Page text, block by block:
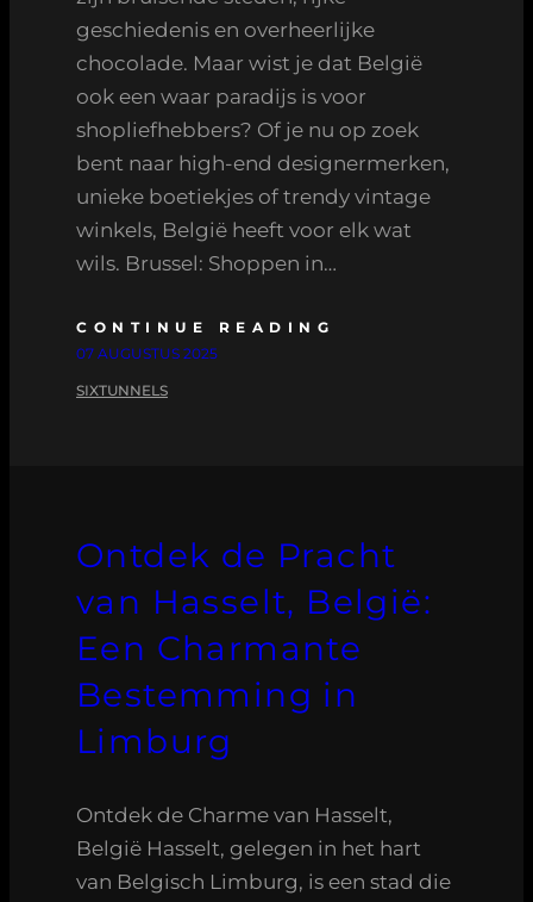
geschiedenis en overheerlijke
chocolade. Maar wist je dat België
ook een waar paradijs is voor
shopliefhebbers? Of je nu op zoek
bent naar high-end designermerken,
unieke boetiekjes of trendy vintage
winkels, België heeft voor elk wat
wils. Brussel: Shoppen in…
CONTINUE READING
07 AUGUSTUS 2025
SIXTUNNELS
Ontdek de Pracht
van Hasselt, België:
Een Charmante
Bestemming in
Limburg
Ontdek de Charme van Hasselt,
België Hasselt, gelegen in het hart
van Belgisch Limburg, is een stad die